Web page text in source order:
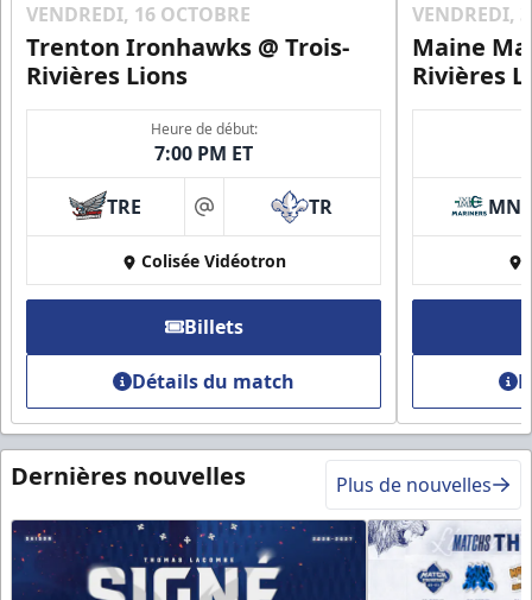
VENDREDI, 16 OCTOBRE
Trenton Ironhawks @ Trois-
Rivières Lions
Heure de début:
7:00 PM ET
TRE at TR
Colisée Vidéotron
Billets
Détails du match
VENDREDI,
Maine
Rivières
MNE
Dernières nouvelles Plus de nouvelles